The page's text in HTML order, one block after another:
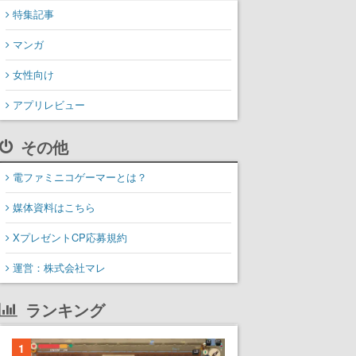
特集記事
マンガ
女性向け
アプリレビュー
その他
電ファミニコゲーマーとは？
媒体資料はこちら
XプレゼントCP応募規約
運営：株式会社マレ
ランキング
1